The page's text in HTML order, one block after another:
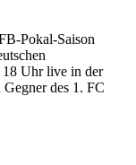
Pokal-Saison
18 Uhr live in der
des 1. FC